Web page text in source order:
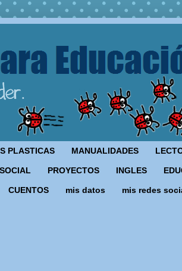
PLASTICAS MANUALIDADES
PROYECTOS INGLES
CUENTOS mis datos mis redes